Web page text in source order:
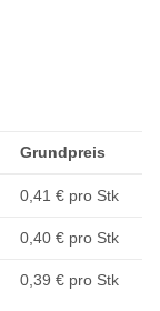
Grundpreis
0,41 € pro Stk
0,40 € pro Stk
0,39 € pro Stk